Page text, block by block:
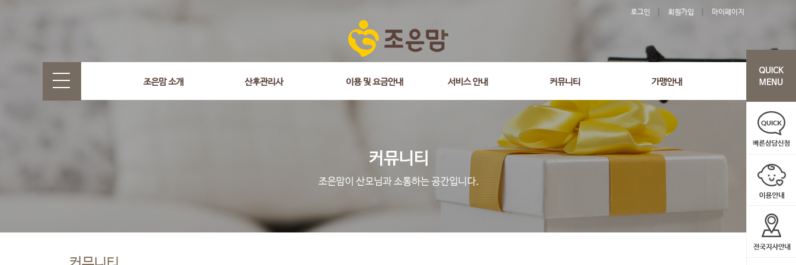
로그인 회원가입 마이페이지
조은맘 소개 산후관리사 이용 및 요금안내 서비스 안내 커뮤니티 가맹안내